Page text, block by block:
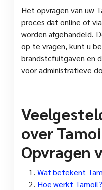
Het opvragen van uw
proces dat online of
worden afgehandeld.
op te vragen, kunt u
brandstofuitgaven en
voor administratieve
over
Opvragen
Wat betekent
Hoe werkt Tamoil?